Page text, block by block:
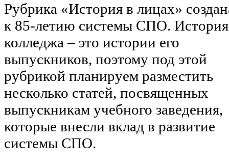
Рубрика «История в лицах»
к 85-летию системы СПО. История
колледжа – это истории его
выпускников, поэтому под этой
рубрикой планируем разместить
несколько статей, посвященных
выпускникам учебного заведения,
которые внесли вклад в развитие
системы СПО.